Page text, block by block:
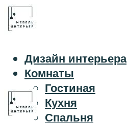
Дизайн интерьера
Комнаты
Гостиная
Кухня
Спальня